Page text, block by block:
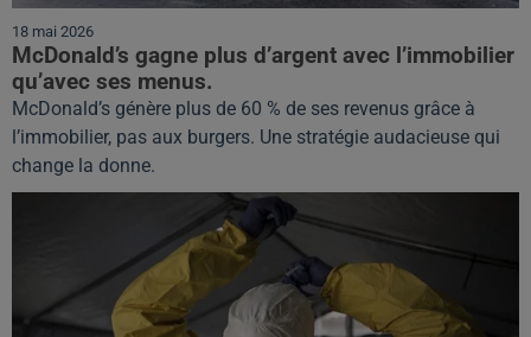
18 mai 2026
McDonald’s gagne plus d’argent avec l’immobilier
qu’avec ses menus.
McDonald’s génère plus de 60 % de ses revenus grâce à
l’immobilier, pas aux burgers. Une stratégie audacieuse qui
change la donne.